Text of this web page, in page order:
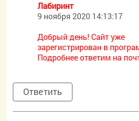
Лабиринт
9 ноября 2020 14:13:17
Добрый день! Сайт уже
зарегистрирован в
Подробнее ответим на
Ответить